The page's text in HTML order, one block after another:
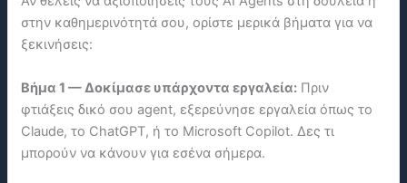
στην καθημερινότητά σου, ορίστε μερικά βήματα για να
ξεκινήσεις:
Βήμα 1 — Δοκίμασε υπάρχοντα εργαλεία: Πριν
φτιάξεις δικό σου agent, εξερεύνησε εργαλεία όπως το
Claude, το ChatGPT, ή το Microsoft Copilot. Δες τι
μπορούν να κάνουν για εσένα σήμερα.